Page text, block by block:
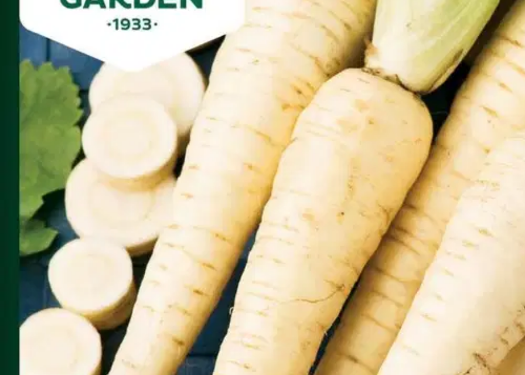
Nelson Garden siemen palsternakka, White Gem
1,10 €
Asiakasomistajahinta
Hinta ilman S-Etukorttia:
Verkkokaupan hinta
Valitse toimitustapa
Nouto myymälästä
Ei saatavilla
Ei saatavilla
Ilmainen toimitus yli 100 €:n tilauksille Postin pakettiautomaattiin tai
Etu ei koske Suuri‑lisäpalvelulla toimitettavia tuotteita.
Tarkista myymäläsaatavuus